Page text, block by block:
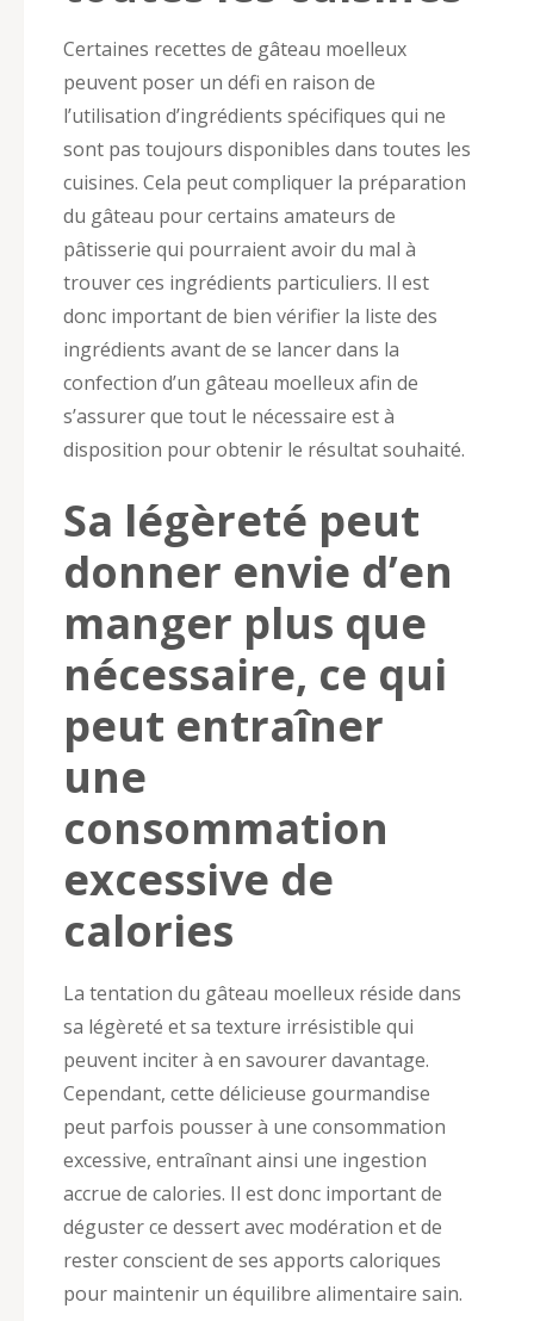
Certaines recettes de gâteau moelleux
peuvent poser un défi en raison de
l’utilisation d’ingrédients spécifiques qui ne
sont pas toujours disponibles dans toutes les
cuisines. Cela peut compliquer la préparation
du gâteau pour certains amateurs de
pâtisserie qui pourraient avoir du mal à
trouver ces ingrédients particuliers. Il est
donc important de bien vérifier la liste des
ingrédients avant de se lancer dans la
confection d’un gâteau moelleux afin de
s’assurer que tout le nécessaire est à
disposition pour obtenir le résultat souhaité.
Sa légèreté peut
donner envie d’en
manger plus que
nécessaire, ce qui
peut entraîner
une
consommation
excessive de
calories
La tentation du gâteau moelleux réside dans
sa légèreté et sa texture irrésistible qui
peuvent inciter à en savourer davantage.
Cependant, cette délicieuse gourmandise
peut parfois pousser à une consommation
excessive, entraînant ainsi une ingestion
accrue de calories. Il est donc important de
déguster ce dessert avec modération et de
rester conscient de ses apports caloriques
pour maintenir un équilibre alimentaire sain.